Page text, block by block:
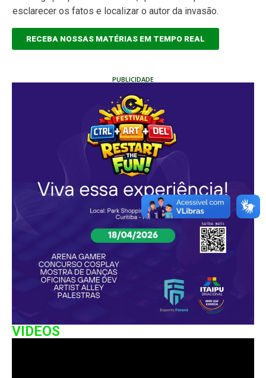
esclarecer os fatos e localizar o autor da invasão.
RECEBA NOSSAS MATÉRIAS EM TEMPO REAL
PUBLICIDADE
VIDEOS